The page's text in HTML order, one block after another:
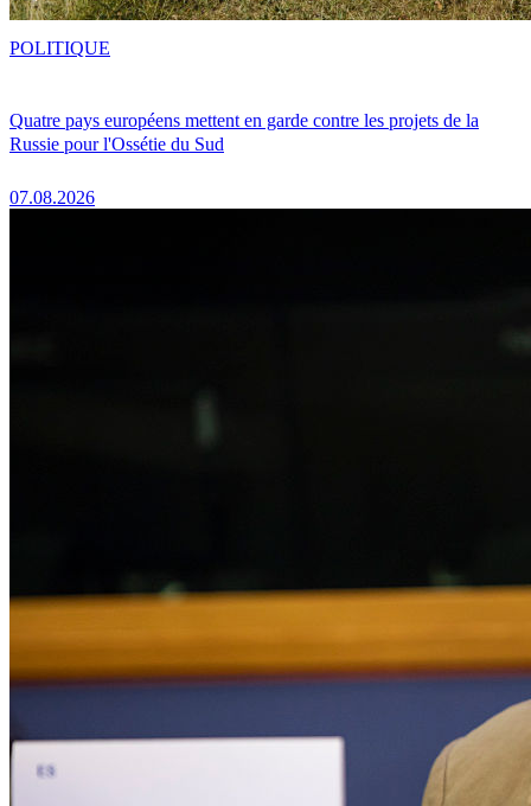
Quatre pays européens mettent en garde contre les projets de la
Russie pour l'Ossétie du Sud
07.08.2026
POLITIQUE